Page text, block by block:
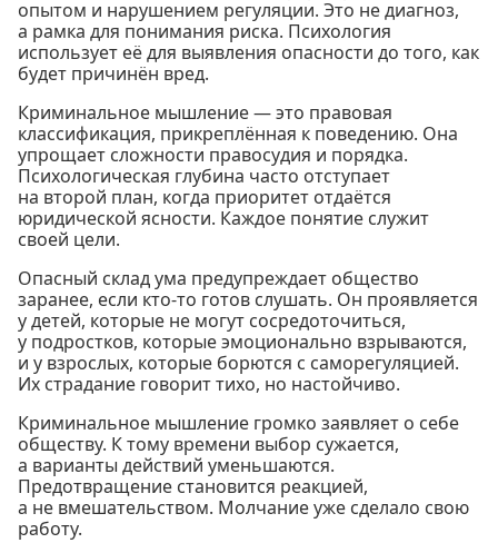
опытом и нарушением регуляции. Это не диагноз,
а рамка для понимания риска. Психология
использует её для выявления опасности до того, как
будет причинён вред.
Криминальное мышление — это правовая
классификация, прикреплённая к поведению. Она
упрощает сложности правосудия и порядка.
Психологическая глубина часто отступает
на второй план, когда приоритет отдаётся
юридической ясности. Каждое понятие служит
своей цели.
Опасный склад ума предупреждает общество
заранее, если кто-то готов слушать. Он проявляется
у детей, которые не могут сосредоточиться,
у подростков, которые эмоционально взрываются,
и у взрослых, которые борются с саморегуляцией.
Их страдание говорит тихо, но настойчиво.
Криминальное мышление громко заявляет о себе
обществу. К тому времени выбор сужается,
а варианты действий уменьшаются.
Предотвращение становится реакцией,
а не вмешательством. Молчание уже сделало свою
работу.